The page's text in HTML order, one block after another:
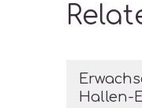
Hallen-